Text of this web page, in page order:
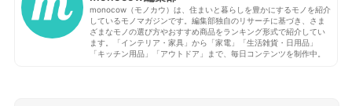
monocow（モノカウ）は、住まいと暮らしを豊かにするモノを紹介
しているモノマガジンです。編集部独自のリサーチに基づき、さま
ざまなモノの選び方やおすすめ商品をランキング形式で紹介してい
ます。「インテリア・家具」から「家電」「生活雑貨・日用品」
「キッチン用品」「アウトドア」まで、毎日コンテンツを制作中。